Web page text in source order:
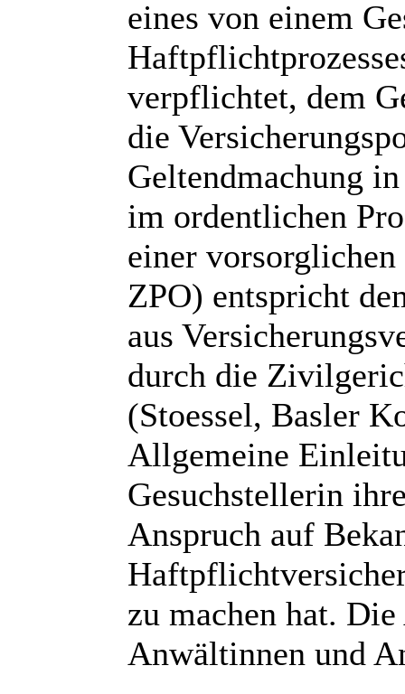
eines von einem
verpflichtet, dem
die
Geltendmachung
im ordentlichen
einer
ZPO) entspricht
aus
durch die
(Stoessel, Basler
Allgemeine
Gesuchstellerin
Anspruch auf
zu machen hat.
Anwältinnen und